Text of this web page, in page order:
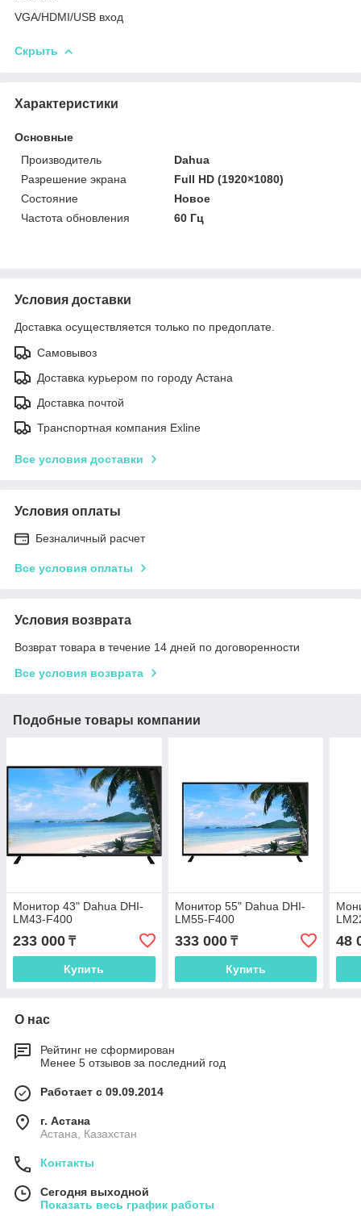
VGA/HDMI/USB вход
Скрыть
Характеристики
Основные
Производитель
Dahua
Разрешение экрана
Full HD (1920×1080)
Состояние
Новое
Частота обновления
60 Гц
Условия доставки
Доставка осуществляется только по предоплате.
Самовывоз
Доставка курьером по городу Астана
Доставка почтой
Транспортная компания Exline
Все условия доставки
Условия оплаты
Безналичный расчет
Все условия оплаты
Условия возврата
Возврат товара в течение 14 дней по договоренности
Все условия возврата
Подобные товары компании
Монитор 43" Dahua DHI-
LM43-F400
233 000 ₸
Купить
Монитор 55" Dahua DHI-
LM55-F400
333 000₸
Купить
48
О нас
Рейтинг не сформирован
Менее 5 отзывов за последний год
Работает с 09.09.2014
г. Астана
Астана, Казахстан
Контакты
Сегодня выходной
Показать весь график работы